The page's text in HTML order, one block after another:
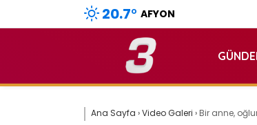
20.7° AFYON
Ana Sayfa ›Video Galeri › Bir anne,